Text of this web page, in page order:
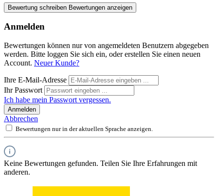
Bewertung schreiben Bewertungen anzeigen
Anmelden
Bewertungen können nur von angemeldeten Benutzern abgegeben
werden. Bitte loggen Sie sich ein, oder erstellen Sie einen neuen
Account. Neuer Kunde?
Ihre E-Mail-Adresse
Ihr Passwort
Ich habe mein Passwort vergessen.
Anmelden
Abbrechen
Bewertungen nur in der aktuellen Sprache anzeigen.
Keine Bewertungen gefunden. Teilen Sie Ihre Erfahrungen mit
anderen.